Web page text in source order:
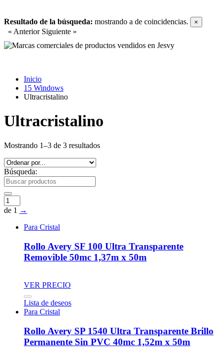
Resultado de la búsqueda: mostrando a de coincidencias. ×
« Anterior Siguiente »
Inicio
15 Windows
Ultracristalino
Ultracristalino
Mostrando 1–3 de 3 resultados
Búsqueda:
de 1 →
Para Cristal
Rollo Avery SF 100 Ultra Transparente
Removible 50mc 1,37m x 50m
VER PRECIO
Lista de deseos
Para Cristal
Rollo Avery SP 1540 Ultra Transparente Brillo
Permanente Sin PVC 40mc 1,52m x 50m